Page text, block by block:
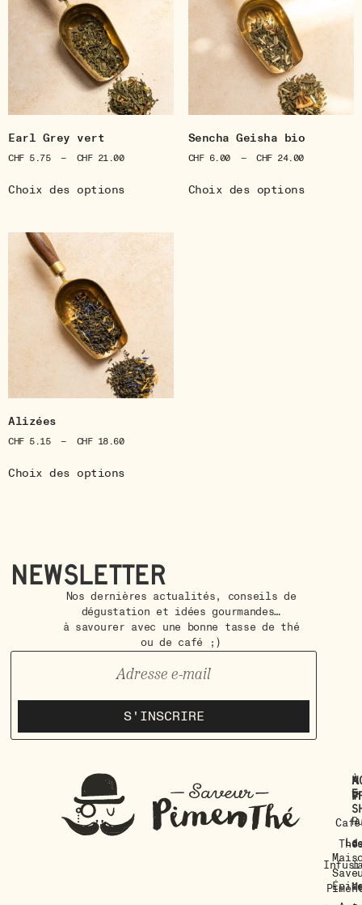
Earl Grey vert
CHF5.75 – CHF21.00
Choix des options
Sencha Geisha bio
CHF6.00 – CHF24.00
Choix des options
Alizées
CHF5.15 – CHF18.60
Choix des options
Newsletter
Nos dernières actualités, conseils de
dégustation et idées gourmandes…
à savourer avec une bonne tasse de thé
ou de café ;)
S'INSCRIRE
E-
À
La